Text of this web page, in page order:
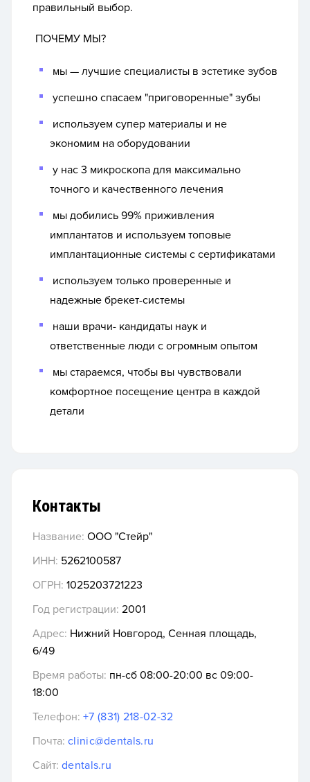
правильный выбор.
ПОЧЕМУ МЫ?
мы — лучшие специалисты в эстетике зубов
успешно спасаем "приговоренные" зубы
используем супер материалы и не
экономим на оборудовании
у нас 3 микроскопа для максимально
точного и качественного лечения
мы добились 99% приживления
имплантатов и используем топовые
имплантационные системы с сертификатами
используем только проверенные и
надежные брекет-системы
наши врачи- кандидаты наук и
ответственные люди с огромным опытом
мы стараемся, чтобы вы чувствовали
комфортное посещение центра в каждой
детали
Контакты
Название: ООО "Стейр"
ИНН: 5262100587
ОГРН: 1025203721223
Год регистрации: 2001
Адрес: Нижний Новгород, Сенная площадь,
6/49
Время работы: пн-сб 08:00-20:00 вс 09:00-
18:00
Телефон: +7 (831) 218-02-32
Почта: clinic@dentals.ru
Сайт: dentals.ru